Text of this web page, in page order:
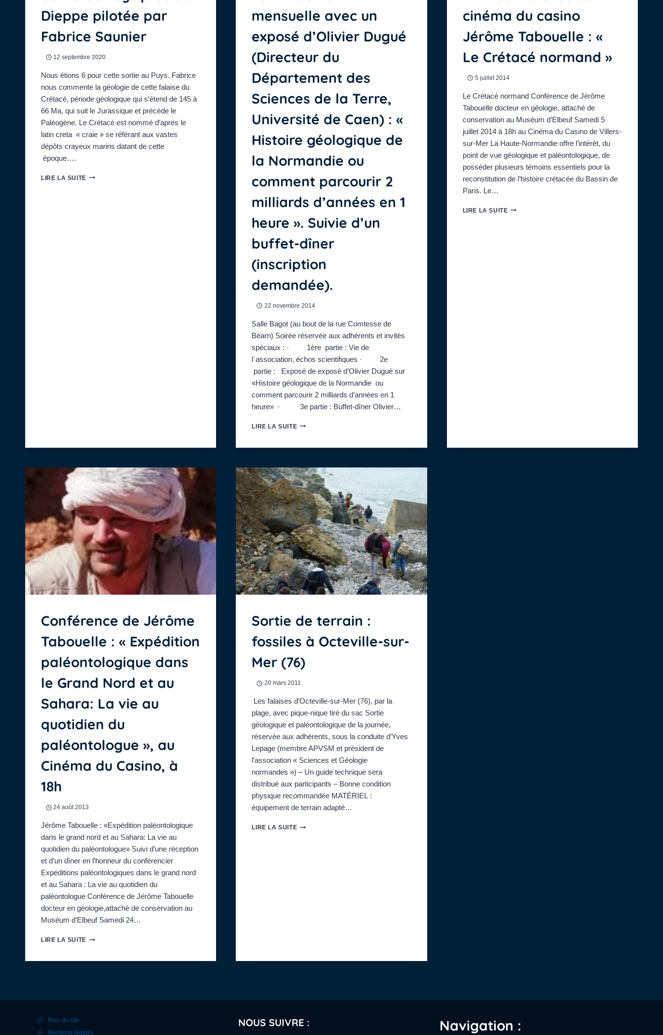
Dieppe pilotée par
Fabrice Saunier
12 septembre 2020
Nous étions 6 pour cette sortie au Puys. Fabrice
nous commente la géologie de cette falaise du
Crétacé, période géologique qui s’étend de 145 à
66 Ma, qui suit le Jurassique et précède le
Paléogène. Le Crétacé est nommé d’après le
latin creta « craie » se référant aux vastes
dépôts crayeux marins datant de cette
époque….
LIRE LA SUITESORTIE
mensuelle avec un
exposé d’Olivier Dugué
(Directeur du
Département des
Sciences de la Terre,
Université de Caen) : «
Histoire géologique de
la Normandie ou
comment parcourir 2
milliards d’années en 1
heure ». Suivie d’un
buffet-dîner
(inscription
demandée).
22 novembre 2014
Salle Bagot (au bout de la rue Comtesse de
Béarn) Soirée réservée aux adhérents et invités
spéciaux : · 1ère partie : Vie de
l`association, échos scientifiques · 2e
partie : Exposé de exposé d’Olivier Dugué sur
«Histoire géologique de la Normandie ou
comment parcourir 2 milliards d’années en 1
heure» · 3e partie : Buffet-dîner Olivier…
LIRE LA SUITE20H
UN
EXPOSÉ
D’OLIVIER
DUGUÉ
(DIRECTEUR
DU
DÉPARTEMENT
DES
SCIENCES
DE
LA
TERRE,
UNIVERSITÉ
DE
«
GÉOLOGIQUE
DE
LA
NORMANDIE
COMMENT
2
MILLIARDS
D’ANNÉES
EN
HEURE
».
SUIVIE
D’UN
BUFFET-
DÎNER
(INSCRIPTION
cinéma du casino
Jérôme Tabouelle : «
Le Crétacé normand »
5 juillet 2014
Le Crétacé normand Conférence de Jérôme
Tabouelle docteur en géologie, attaché de
conservation au Muséum d’Elbeuf Samedi 5
juillet 2014 à 18h au Cinéma du Casino de Villers-
sur-Mer La Haute-Normandie offre l’intérêt, du
point de vue géologique et paléontologique, de
posséder plusieurs témoins essentiels pour la
reconstitution de l’histoire crétacée du Bassin de
Paris. Le…
LIRE LA SUITE18H
Conférence de Jérôme
Tabouelle : « Expédition
paléontologique dans
le Grand Nord et au
Sahara: La vie au
quotidien du
paléontologue », au
Cinéma du Casino, à
18h
24 août 2013
Jérôme Tabouelle : «Expédition paléontologique
dans le grand nord et au Sahara: La vie au
quotidien du paléontologue» Suivi d’une réception
et d’un dîner en l’honneur du conférencier
Expéditions paléontologiques dans le grand nord
et au Sahara : La vie au quotidien du
paléontologue Conférence de Jérôme Tabouelle
docteur en géologie,attaché de conservation au
Muséum d’Elbeuf Samedi 24…
LIRE LA SUITECONFÉRENCE
GRAND
Sortie de terrain :
fossiles à Octeville-sur-
Mer (76)
20 mars 2011
Les falaises d’Octeville-sur-Mer (76), par la
plage, avec pique-nique tiré du sac Sortie
géologique et paléontologique de la journée,
réservée aux adhérents, sous la conduite d’Yves
Lepage (membre APVSM et président de
l’association « Sciences et Géologie
normandes ») – Un guide technique sera
distribué aux participants – Bonne condition
physique recommandée MATÉRIEL :
équipement de terrain adapté…
LIRE LA SUITESORTIE
Plan du site
Mentions légales
NOUS SUIVRE : Navigation :